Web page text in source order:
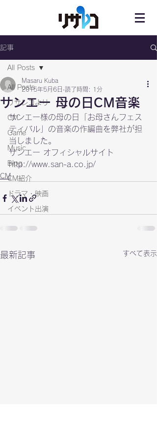
記事
All Posts
リサレコより
CM
Game
Music
Blog
CM紹介
ドラマ・映画
イベント出演
All Posts
サンエー 母の日CM音楽
Masaru Kuba
2015年5月6日 読了時間: 1分
サンエー様の母の日「お母さんフェス
ティバル」の音楽の作編曲を弊社が担
当しました。
http://www.san-a.co.jp/
CM
最新記事 すべて表示